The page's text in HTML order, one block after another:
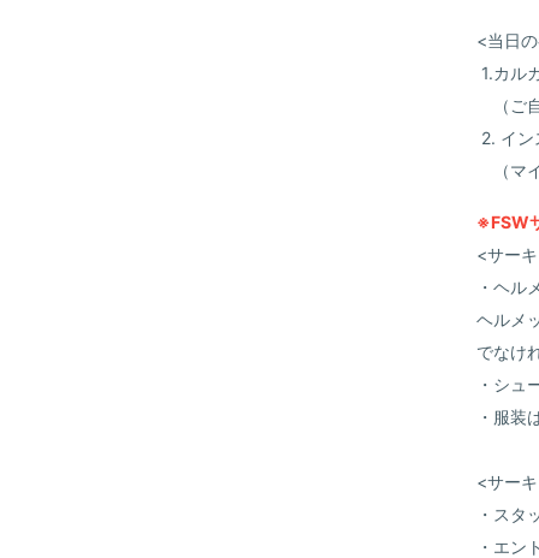
<当日
1.カル
（ご
2. イ
（マ
※FSW
<サー
・ヘル
ヘルメ
でなけ
・シュ
・服装
<サー
・スタ
・エン